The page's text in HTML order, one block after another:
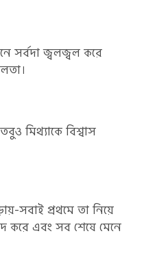
জ্বলজ্বল করে
মিথ্যাকে বিশ্বাস
সবাই প্রথমে তা নিয়ে
করে এবং সব শেষে মেনে